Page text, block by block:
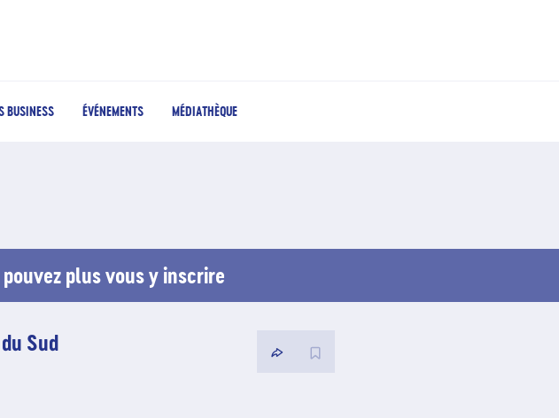
BUSINESS ÉVÉNEMENTS MÉDIATHÈQUE
plus vous y inscrire
Sud